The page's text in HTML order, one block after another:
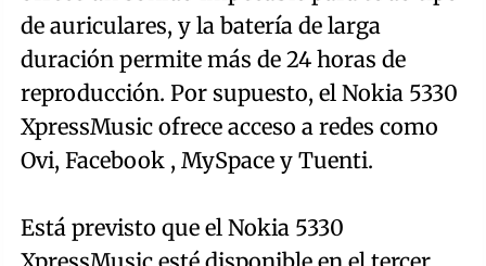
de auriculares, y la batería de larga
duración permite más de 24 horas de
reproducción. Por supuesto, el Nokia 5330
XpressMusic ofrece acceso a redes como
Ovi, Facebook , MySpace y Tuenti.
Está previsto que el Nokia 5330